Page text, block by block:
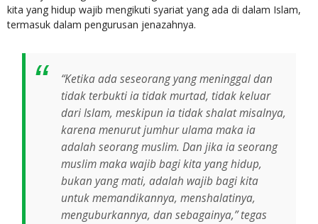
kita yang hidup wajib mengikuti syariat yang ada di dalam Islam,
termasuk dalam pengurusan jenazahnya.
“Ketika ada seseorang yang meninggal dan
tidak terbukti ia tidak murtad, tidak keluar
dari Islam, meskipun ia tidak shalat misalnya,
karena menurut jumhur ulama maka ia
adalah seorang muslim. Dan jika ia seorang
muslim maka wajib bagi kita yang hidup,
bukan yang mati, adalah wajib bagi kita
untuk memandikannya, menshalatinya,
menguburkannya, dan sebagainya,” tegas